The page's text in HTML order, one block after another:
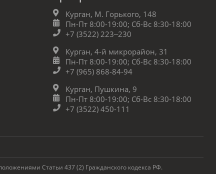
Курган, М. Горького, 148
Пн-Пт 8:00-19:00; Сб-Вс 8:30-18:00
+7 (3522) 223‒230
Курган, 4-й микрорайон, 31
Пн-Пт 8:00-19:00; Сб-Вс 8:30-18:00
+7 (965) 868-84-94
Курган, Пушкина, 9
Пн-Пт 8:00-19:00; Сб-Вс 8:30-18:00
+7 (3522) 450-111
Статьи 437 (2) Гражданского кодекса РФ.